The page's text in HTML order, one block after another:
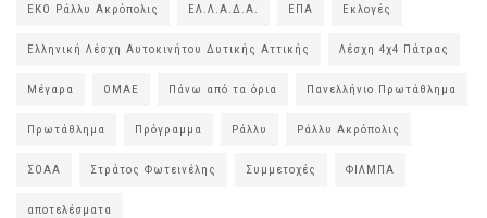
ΕΚΟ Ράλλυ Ακρόπολις ΕΛ.Λ.Α.Δ.Α. ΕΠΑ Εκλογές
Ελληνική Λέσχη Αυτοκινήτου Δυτικής Αττικής Λέσχη 4χ4 Πάτρας
Μέγαρα ΟΜΑΕ Πάνω από τα όρια Πανελλήνιο Πρωτάθλημα
Πρωτάθλημα Πρόγραμμα Ράλλυ Ράλλυ Ακρόπολις
ΣΟΑΑ Στράτος Φωτεινέλης Συμμετοχές ΦΙΛΜΠΑ
αποτελέσματα